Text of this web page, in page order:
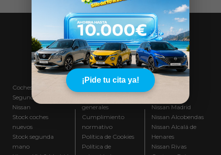
Coches Nuevos
Segunda Mano
Nissan
Stock coches
nuevos
Stock segunda
mano
Condiciones
generales
Cumplimiento
normativo
Política de Cookies
Política de
Trabaja con
Nissan Madrid
Nissan Alcobendas
Nissan Alcalá de
Henares
Nissan Rivas
¡Pide tu cita ya!